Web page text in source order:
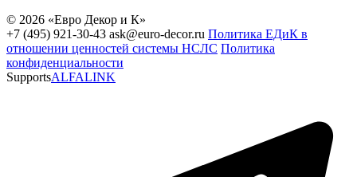
© 2026 «Евро Декор и К»
+7 (495) 921-30-43 ask@euro-decor.ru Политика ЕДиК в
отношении ценностей системы НСЛС Политика
конфиденциальности
SupportsALFALINK